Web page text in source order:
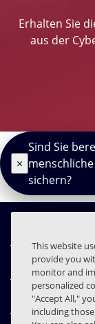
Erhalten Sie
aus der
×
Sind Sie
sichern?
Über uns
Produkte
This website
provide you
monitor and
personalized
"Accept All,"
including